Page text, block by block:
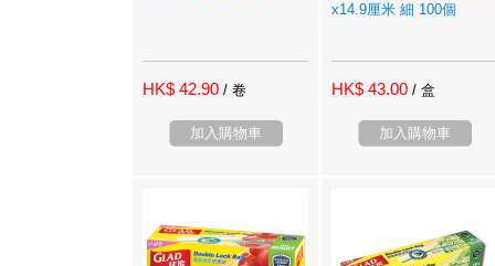
HK$ 42.90 / 卷
加入購物車
x14.9厘米 細 100個
HK$ 43.00 / 盒
加入購物車